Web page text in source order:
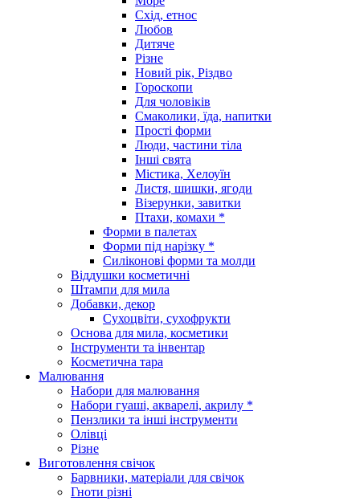
Схід, етнос
Любов
Дитяче
Різне
Новий рік, Різдво
Гороскопи
Для чоловіків
Смаколики, їда, напитки
Прості форми
Люди, частини тіла
Інші свята
Містика, Хелоуїн
Листя, шишки, ягоди
Візерунки, завитки
Птахи, комахи *
Форми в палетах
Форми під нарізку *
Силіконові форми та молди
Віддушки косметичні
Штампи для мила
Добавки, декор
Сухоцвіти, сухофрукти
Основа для мила, косметики
Інструменти та інвентар
Косметична тара
Малювання
Набори для малювання
Набори гуаші, акварелі, акрилу *
Пензлики та інші інструменти
Олівці
Різне
Виготовлення свічок
Барвники, матеріали для свічок
Гноти різні